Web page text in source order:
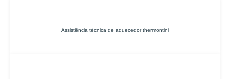
Assistência técnica de aquecedor thermontini